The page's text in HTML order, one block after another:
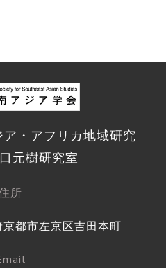
・アフリカ地域研究
元樹研究室
所
都市左京区吉田本町